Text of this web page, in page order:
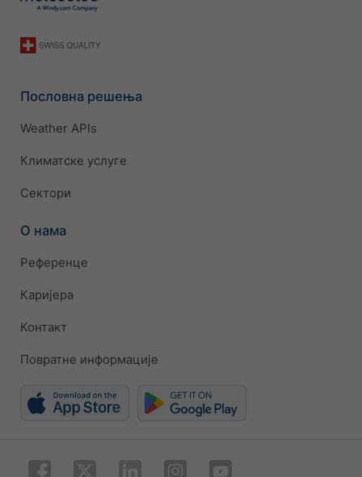
Пословна решења
Weather APIs
Климатске услуге
Сектори
О нама
Референце
Каријера
Контакт
Повратне информације